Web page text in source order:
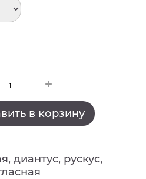
в корзину
диантус, рускус,